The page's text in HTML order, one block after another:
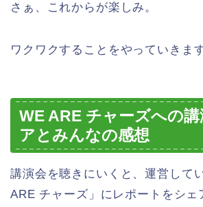
さぁ、これからが楽しみ。
ワクワクすることをやっていきま
WE ARE チャーズへの
アとみんなの感想
講演会を聴きにいくと、運営して
ARE チャーズ」にレポートをシェ